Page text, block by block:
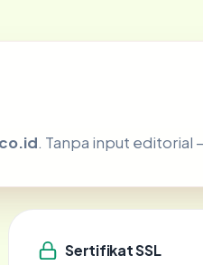
. Tanpa input editorial
Sertifikat SSL